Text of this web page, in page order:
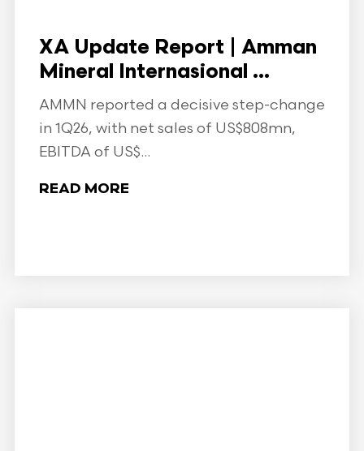
XA Update Report | Amman
Mineral Internasional ...
AMMN reported a decisive step-change
in 1Q26, with net sales of US$808mn,
EBITDA of US$...
READ MORE